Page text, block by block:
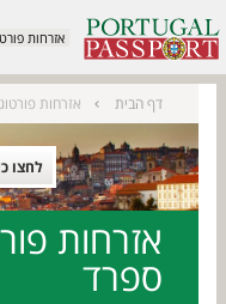
אזרחות
דף הבית אזרחות
לחצו
אזרחות
ספרד